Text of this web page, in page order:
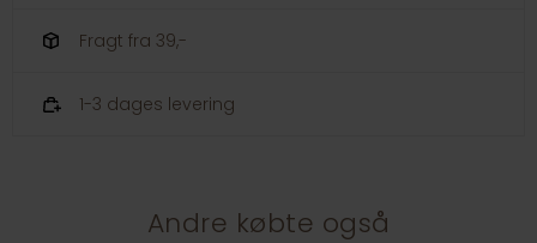
Fragt fra 39,-
1-3 dages levering
Andre købte også